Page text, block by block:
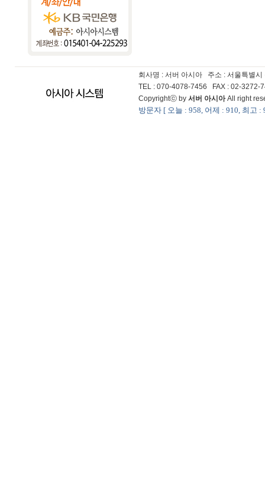
회사명 : 서버 아시아 주소 : 서울특별
TEL : 070-4078-7456 FAX : 02-
Copyrightⓒ by 서버 아시아All right
방문자 [ 오늘 : 958, 어제 : 910, 최고